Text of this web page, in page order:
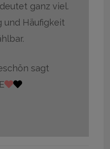
ganz viel.
und Häufigkeit
sagt